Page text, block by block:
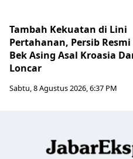
Tambah Kekuatan di Lini
Pertahanan, Persib
Bek Asing Asal Kroasia
Loncar
Sabtu, 8 Agustus 2026, 6:37 PM